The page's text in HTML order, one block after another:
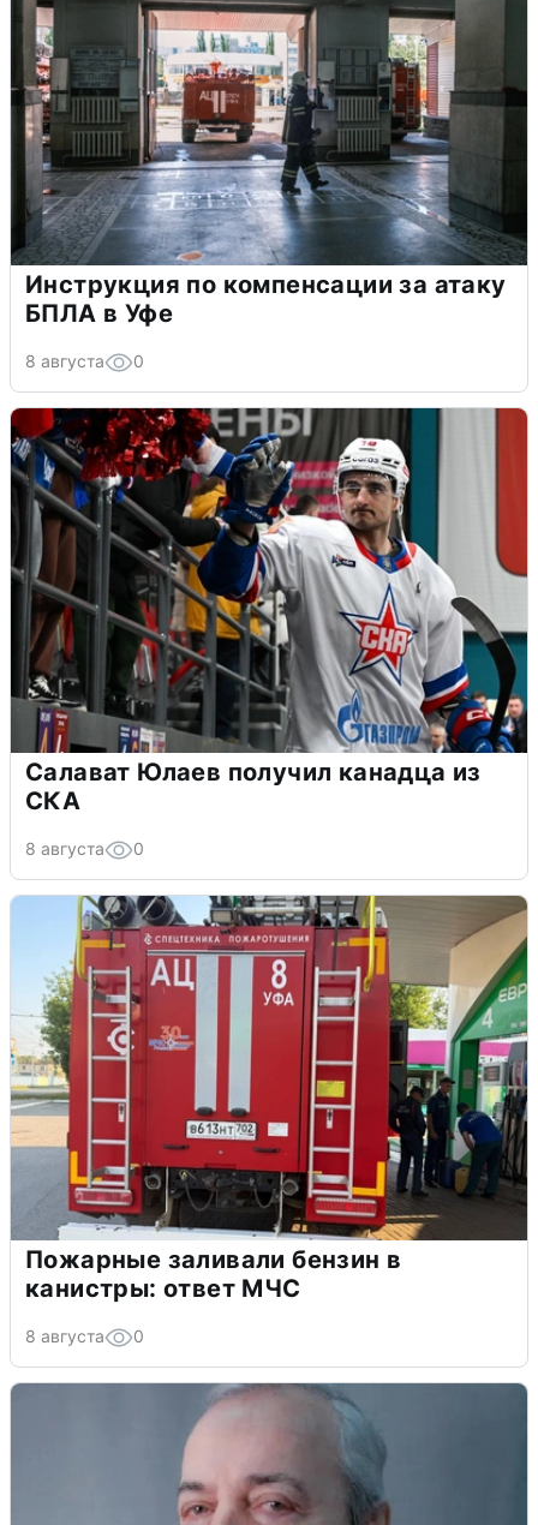
Инструкция по компенсации за атаку
БПЛА в Уфе
8 августа 0
Салават Юлаев получил канадца из
СКА
8 августа 0
Пожарные заливали бензин в
канистры: ответ МЧС
8 августа 0